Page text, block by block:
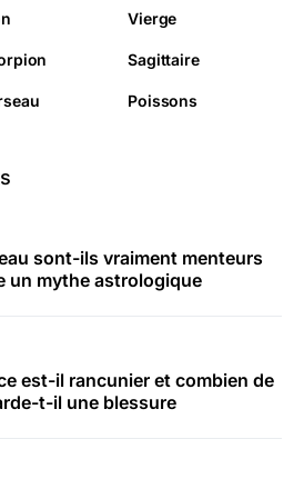
Vierge
Sagittaire
Poissons
sont-ils vraiment menteurs
un mythe astrologique
est-il rancunier et combien de
t-il une blessure